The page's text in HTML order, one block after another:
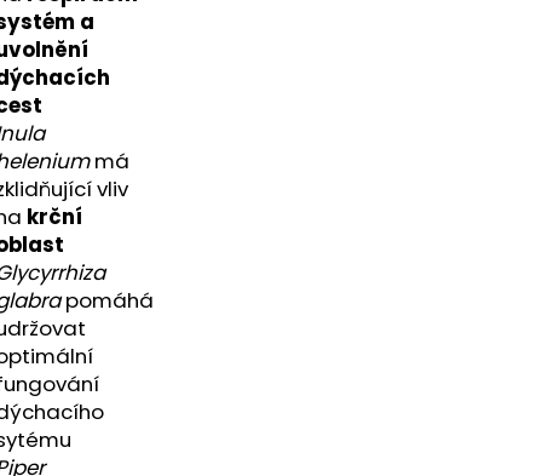
a
má
vliv
krční
pomáhá
- ZAHRA ARABIA -